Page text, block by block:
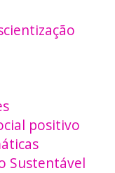
positivo
Sustentável